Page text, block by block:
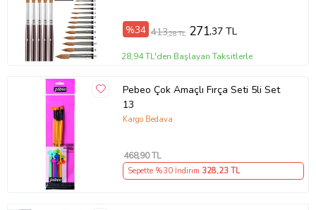
%34 413,28 TL 271,37 TL
28,94 TL'den Başlayan Taksitlerle
Pebeo Çok Amaçlı Fırça Seti 5li Set
13
Kargo Bedava
468,90 TL
Sepette %30 İndirim 328,23 TL